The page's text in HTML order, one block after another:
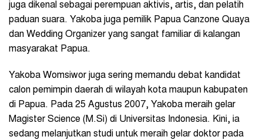
juga dikenal sebagai perempuan aktivis, artis, dan pelatih
paduan suara. Yakoba juga pemilik Papua Canzone Quaya
dan Wedding Organizer yang sangat familiar di kalangan
masyarakat Papua.
Yakoba Womsiwor juga sering memandu debat kandidat
calon pemimpin daerah di wilayah kota maupun kabupaten
di Papua. Pada 25 Agustus 2007, Yakoba meraih gelar
Magister Science (M.Si) di Universitas Indonesia. Kini, ia
sedang melanjutkan studi untuk meraih gelar doktor pada